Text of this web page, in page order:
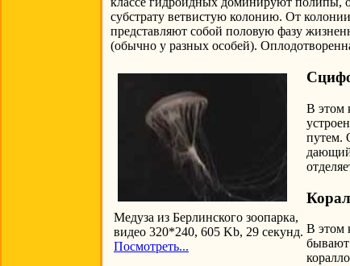
субстрату ветвистую колонию. От
представляют собой половую фазу
(обычно у разных особей).
Медуза из Берлинского зоопарка,
видео 320*240, 605 Kb, 29 секунд.
Посмотреть...
В этом
путем.
В этом
бывают